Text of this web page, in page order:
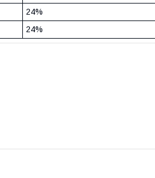
24%
24%